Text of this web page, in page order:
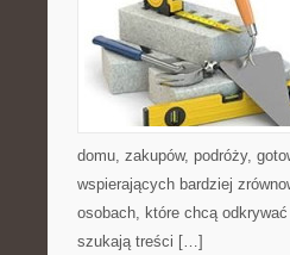
domu, zakupów, podróży,
wspierających bardziej
osobach, które chcą
szukają treści […]